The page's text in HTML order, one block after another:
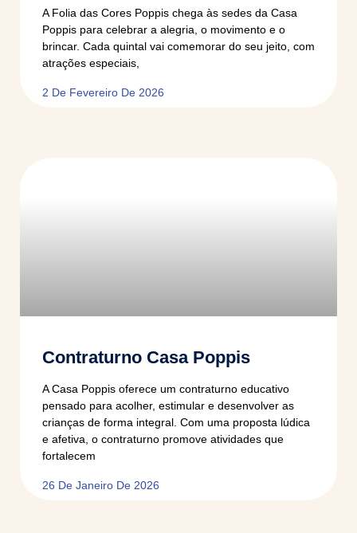
A Folia das Cores Poppis chega às sedes da Casa
Poppis para celebrar a alegria, o movimento e o
brincar. Cada quintal vai comemorar do seu jeito, com
atrações especiais,
2 De Fevereiro De 2026
Contraturno Casa Poppis
A Casa Poppis oferece um contraturno educativo
pensado para acolher, estimular e desenvolver as
crianças de forma integral. Com uma proposta lúdica
e afetiva, o contraturno promove atividades que
fortalecem
26 De Janeiro De 2026